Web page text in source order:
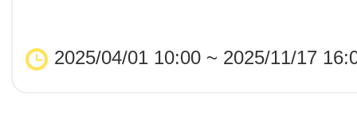
2025/04/01 10:00 ~ 2025/11/17